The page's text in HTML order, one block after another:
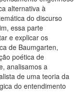
alternativa à
do discurso
essa parte
e explicar os
de Baumgarten,
poética de
analisamos a
de uma teoria da
do entendimento